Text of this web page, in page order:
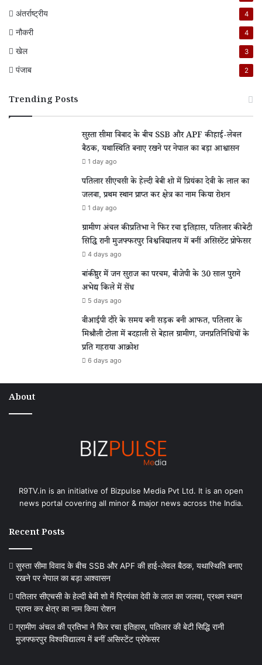
अंतर्राष्ट्रीय 4
नौकरी 4
खेल 3
पंजाब 2
Trending Posts
सुस्ता सीमा विवाद के बीच SSB और APF की हाई-लेवल
बैठक, यथास्थिति बनाए रखने पर नेपाल का बड़ा आश्वासन
1 day ago
पतिलार सीएचसी के हेल्दी बेबी शो में प्रियंका देवी के लाल का
जलवा, प्रथम स्थान प्राप्त कर क्षेत्र का नाम किया रोशन
1 day ago
ग्रामीण अंचल की प्रतिभा ने फिर रचा इतिहास, पतिलार की बेटी
सिद्धि रानी मुजफ्फरपुर विश्वविद्यालय में बनीं असिस्टेंट प्रोफेसर
4 days ago
बांकीपुर में जन सुराज का परचम, बीजेपी के 30 साल पुराने
अभेद्य किले में सेंध
5 days ago
वीआईपी दौरे के समय बनी सड़क बनी आफत, पतिलार के
मिश्रौली टोला में बदहाली से बेहाल ग्रामीण, जनप्रतिनिधियों के
प्रति गहराया आक्रोश
6 days ago
About
R9TV.in is an initiative of Bizpulse Media Pvt Ltd. It is an open
news portal covering all minor & major news across the India.
Recent Posts
सुस्ता सीमा विवाद के बीच SSB और APF की हाई-लेवल बैठक, यथास्थिति बनाए
रखने पर नेपाल का बड़ा आश्वासन
पतिलार सीएचसी के हेल्दी बेबी शो में प्रियंका देवी के लाल का जलवा, प्रथम स्थान
प्राप्त कर क्षेत्र का नाम किया रोशन
ग्रामीण अंचल की प्रतिभा ने फिर रचा इतिहास, पतिलार की बेटी सिद्धि रानी
मुजफ्फरपुर विश्वविद्यालय में बनीं असिस्टेंट प्रोफेसर